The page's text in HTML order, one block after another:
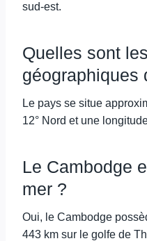
sud-est.
Quelles sont
géographiques
Le pays se situe
12° Nord et une
Le Cambodge
mer ?
Oui, le Cambodge
443 km sur le golfe de